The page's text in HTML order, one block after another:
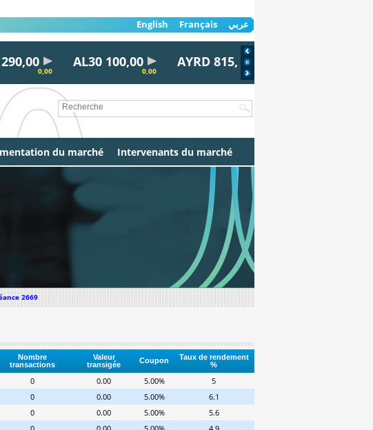
AL30 100,00 AYRD 815,00
0,00
عربي Français
English
du marché Intervenants du marché
2669
Nombre
transactions
Valeur
transigée
Coupon
Taux de rendement
%
0 0.00 5.00%
5
0 0.00 5.00%
6.1
0 0.00 5.00%
5.6